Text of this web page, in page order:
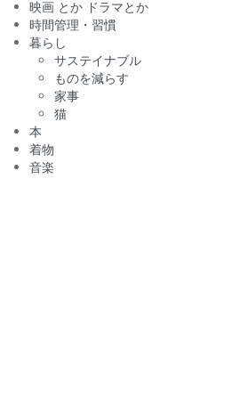
映画 とか ドラマとか
時間管理・習慣
暮らし
サステイナブル
ものを減らす
家事
猫
本
着物
音楽